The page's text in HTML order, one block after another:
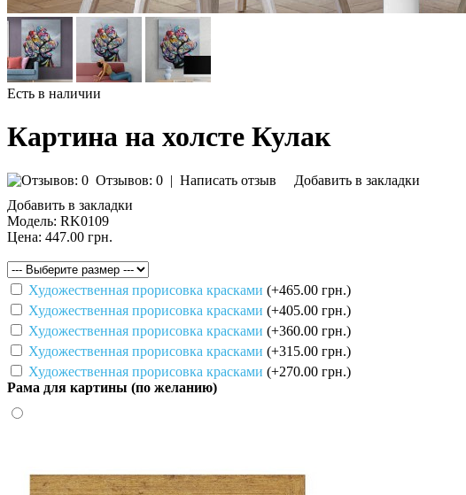
Есть в наличии
Картина на холсте Кулак
Отзывов: 0 | Написать отзыв
Добавить в закладки
Добавить в закладки
Модель: RK0109
Цена: 447.00 грн.
Художественная прорисовка красками (+465.00 грн.)
Художественная прорисовка красками (+405.00 грн.)
Художественная прорисовка красками (+360.00 грн.)
Художественная прорисовка красками (+315.00 грн.)
Художественная прорисовка красками (+270.00 грн.)
Рама для картины (по желанию)